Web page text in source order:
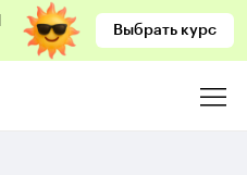
Выбрать курс